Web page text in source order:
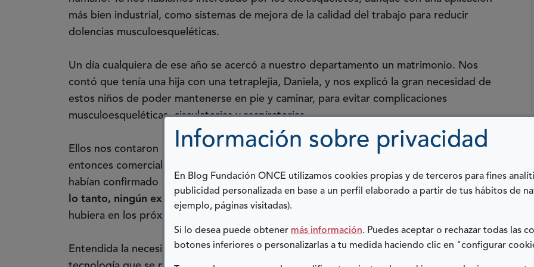
Información sobre privacidad
En Blog Fundación ONCE utilizamos cookies propias y de terceros para fines
publicidad personalizada en base a un perfil elaborado a partir de tus hábitos de
ejemplo, páginas visitadas).
Si lo desea puede obtener más información. Puedes aceptar o rechazar todas las
botones inferiores o personalizarlas a tu medida haciendo clic en "configurar
más bien industrial, como sistemas de mejora de la calidad del trabajo para reducir
dolencias musculoesqueléticas.
Un día cualquiera de ese año se acercó a nuestro departamento un matrimonio. Nos
contó que tenía una hija con una tetraplejia, Daniela, y nos explicó la gran necesidad de
estos niños de poder mantenerse en pie y caminar, para evitar complicaciones
musculoesqueléticas, circulatorias y respiratorias.
Ellos nos contaron cómo habían contactado con las dos empresas que por aquel
entonces comercializaban exoesqueletos para la asistencia a la marcha, y cómo ambas les
habían confirmado que no tenían planes de abordar un sector pediátrico.
No había, por
lo tanto, ningún exoesqueleto para uso infantil en el mercado,
ni perspectiva de que lo
hubiera en los próximos 15 años.
Entendida la necesidad y sabiendo que teníamos el conocimiento necesario, y que la